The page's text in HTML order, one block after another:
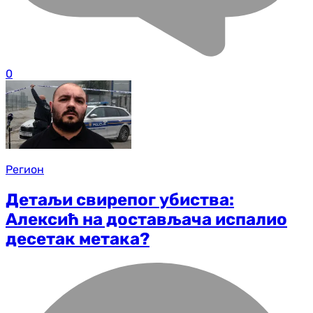
0
Регион
Детаљи свирепог убиства:
Алексић на достављача испалио
десетак метака?